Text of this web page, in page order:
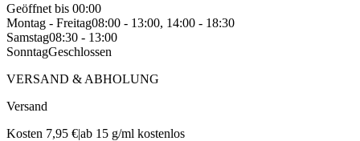
Geöffnet bis 00:00
Montag - Freitag08:00 - 13:00, 14:00 - 18:30
Samstag08:30 - 13:00
SonntagGeschlossen
VERSAND & ABHOLUNG
Versand
Kosten 7,95 €|ab 15 g/ml kostenlos